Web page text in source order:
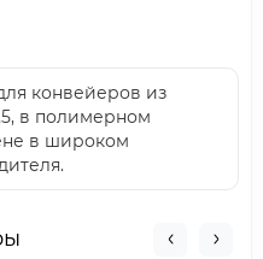
конвейеров из
в полимерном
в широком